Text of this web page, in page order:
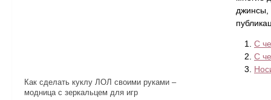
джинсы,
С
С
Как сделать куклу ЛОЛ своими руками –
модница с зеркальцем для игр